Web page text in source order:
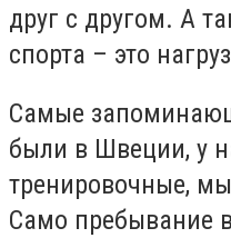
друг с другом. А
спорта – это
Самые
были в Швеции, у
тренировочные,
Само пребывание